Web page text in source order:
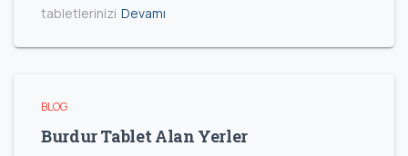
tabletlerinizi Devamı
BLOG
Burdur Tablet Alan Yerler